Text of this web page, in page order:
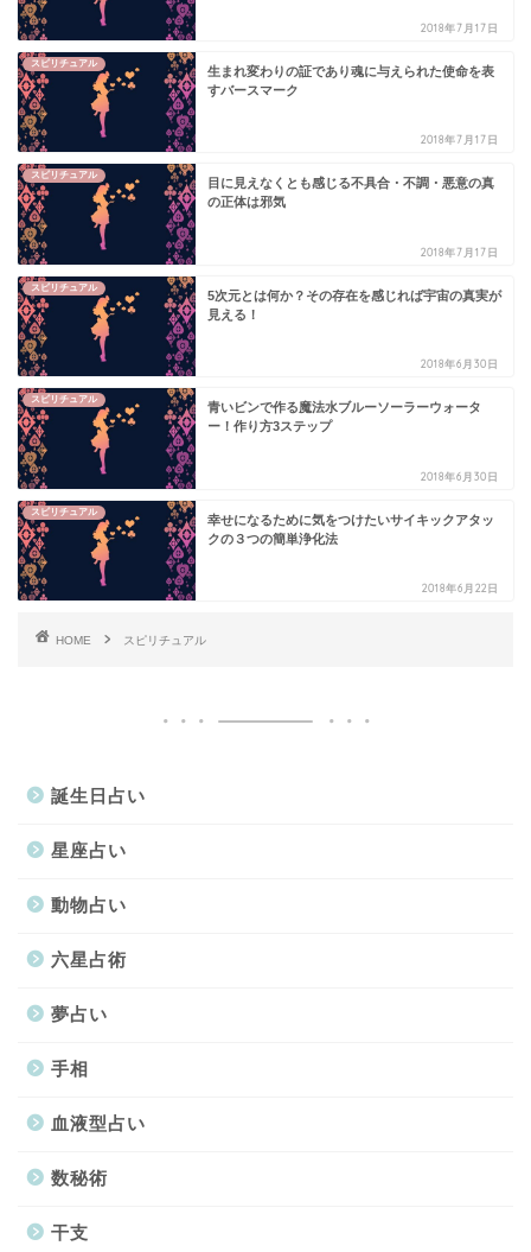
2018年7月17日
スピリチュアル
生まれ変わりの証であり魂に与えられた使命を表
すバースマーク
2018年7月17日
スピリチュアル
目に見えなくとも感じる不具合・不調・悪意の真
の正体は邪気
2018年7月17日
スピリチュアル
5次元とは何か？その存在を感じれば宇宙の真実が
見える！
2018年6月30日
スピリチュアル
青いビンで作る魔法水ブルーソーラーウォータ
ー！作り方3ステップ
2018年6月30日
スピリチュアル
幸せになるために気をつけたいサイキックアタッ
クの３つの簡単浄化法
2018年6月22日
HOME スピリチュアル
誕生日占い
星座占い
動物占い
六星占術
夢占い
手相
血液型占い
数秘術
干支